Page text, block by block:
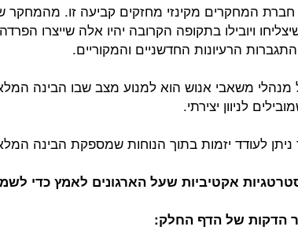
חברת המחקרים מקינזי מחזקים קביעה זו. מהמחקר
ויובילו בתקופה הקרובה יהיו אלה שייצרו
התגברות הרעיונות החדשניים והמקוריים.
משאבי אנוש הוא למנוע מצב שבו הבינה
לניוון יצירתי.
ניתן לעודד יזמות בתוך הנוחות שמספקת הבינה
: